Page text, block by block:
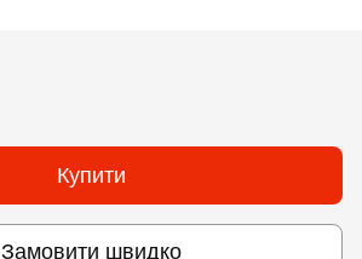
Купити
Замовити швидко